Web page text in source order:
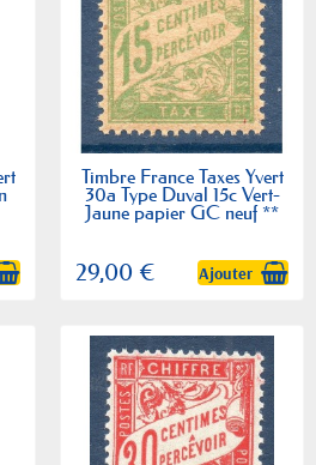
Timbre France Taxes Yvert
30a Type Duval 15c Vert-
Jaune papier GC neuf **
29,00 € Ajouter